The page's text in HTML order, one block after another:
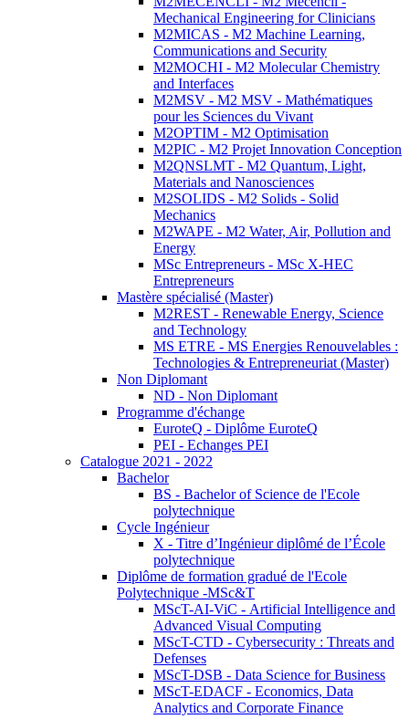
Mechanical Engineering for Clinicians
M2MICAS - M2 Machine Learning,
Communications and Security
M2MOCHI - M2 Molecular Chemistry
and Interfaces
M2MSV - M2 MSV - Mathématiques
pour les Sciences du Vivant
M2OPTIM - M2 Optimisation
M2PIC - M2 Projet Innovation Conception
M2QNSLMT - M2 Quantum, Light,
Materials and Nanosciences
M2SOLIDS - M2 Solids - Solid
Mechanics
M2WAPE - M2 Water, Air, Pollution and
Energy
MSc Entrepreneurs - MSc X-HEC
Entrepreneurs
Mastère spécialisé (Master)
M2REST - Renewable Energy, Science
and Technology
MS ETRE - MS Energies Renouvelables :
Technologies & Entrepreneuriat (Master)
Non Diplomant
ND - Non Diplomant
Programme d'échange
EuroteQ - Diplôme EuroteQ
PEI - Echanges PEI
Catalogue 2021 - 2022
Bachelor
BS - Bachelor of Science de l'Ecole
polytechnique
Cycle Ingénieur
X - Titre d’Ingénieur diplômé de l’École
polytechnique
Diplôme de formation gradué de l'Ecole
Polytechnique -MSc&T
MScT-AI-ViC - Artificial Intelligence and
Advanced Visual Computing
MScT-CTD - Cybersecurity : Threats and
Defenses
MScT-DSB - Data Science for Business
MScT-EDACF - Economics, Data
Analytics and Corporate Finance